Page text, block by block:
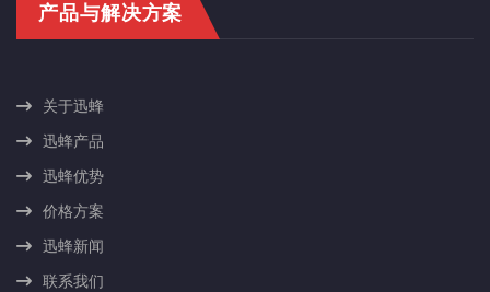
产品与解决方案
关于迅蜂
迅蜂产品
迅蜂优势
价格方案
迅蜂新闻
联系我们